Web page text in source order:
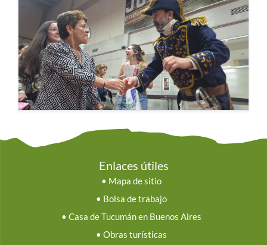
Enlaces útiles
• Mapa de sitio
• Bolsa de trabajo
• Casa de Tucumán en Buenos Aires
• Obras turísticas